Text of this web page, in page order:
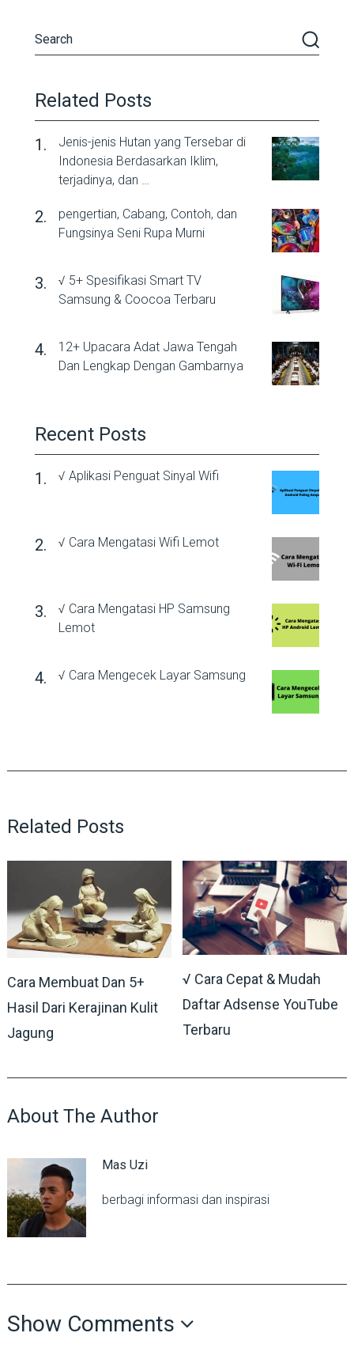
Related Posts
Jenis-jenis Hutan yang Tersebar di
Indonesia Berdasarkan Iklim,
terjadinya, dan …
pengertian, Cabang, Contoh, dan
Fungsinya Seni Rupa Murni
√ 5+ Spesifikasi Smart TV
Samsung & Coocoa Terbaru
12+ Upacara Adat Jawa Tengah
Dan Lengkap Dengan Gambarnya
Recent Posts
√ Aplikasi Penguat Sinyal Wifi
√ Cara Mengatasi Wifi Lemot
√ Cara Mengatasi HP Samsung
Lemot
√ Cara Mengecek Layar Samsung
Related Posts
Cara Membuat Dan 5+
Hasil Dari Kerajinan Kulit
Jagung
√ Cara Cepat & Mudah
Daftar Adsense YouTube
Terbaru
About The Author
Mas Uzi
berbagi informasi dan inspirasi
Show Comments